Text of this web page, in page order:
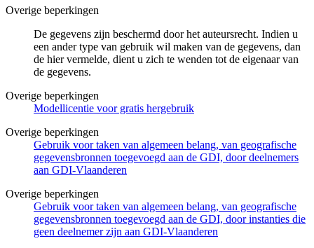
Overige beperkingen
De gegevens zijn beschermd door het auteursrecht. Indien u
een ander type van gebruik wil maken van de gegevens, dan
de hier vermelde, dient u zich te wenden tot de eigenaar van
de gegevens.
Overige beperkingen
Modellicentie voor gratis hergebruik
Overige beperkingen
Gebruik voor taken van algemeen belang, van geografische
gegevensbronnen toegevoegd aan de GDI, door deelnemers
aan GDI-Vlaanderen
Overige beperkingen
Gebruik voor taken van algemeen belang, van geografische
gegevensbronnen toegevoegd aan de GDI, door instanties die
geen deelnemer zijn aan GDI-Vlaanderen